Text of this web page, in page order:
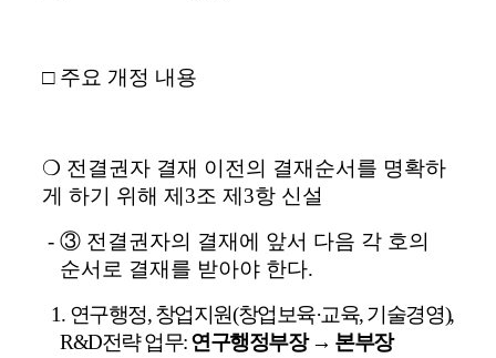
□ 주요 개정 내용
❍ 전결권자 결재 이전의 결재순서를 명확하
게 하기 위해 제 3조 제 3항 신설
- ③ 전결권자의 결재에 앞서 다음 각 호의
순서로 결재를 받아야 한다.
1. 연구행정,창업지원(창업보육·교육,기술경영),
R&D전략 업무:연구행정부장→ 본부장